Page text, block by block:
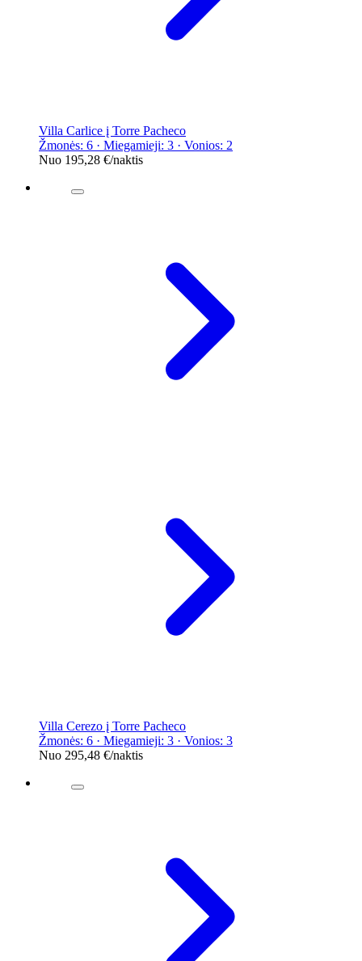
Villa Carlice į Torre Pacheco
Žmonės: 6 · Miegamieji: 3 · Vonios: 2
Nuo 195,28 €/naktis
Villa Cerezo į Torre Pacheco
Žmonės: 6 · Miegamieji: 3 · Vonios: 3
Nuo 295,48 €/naktis